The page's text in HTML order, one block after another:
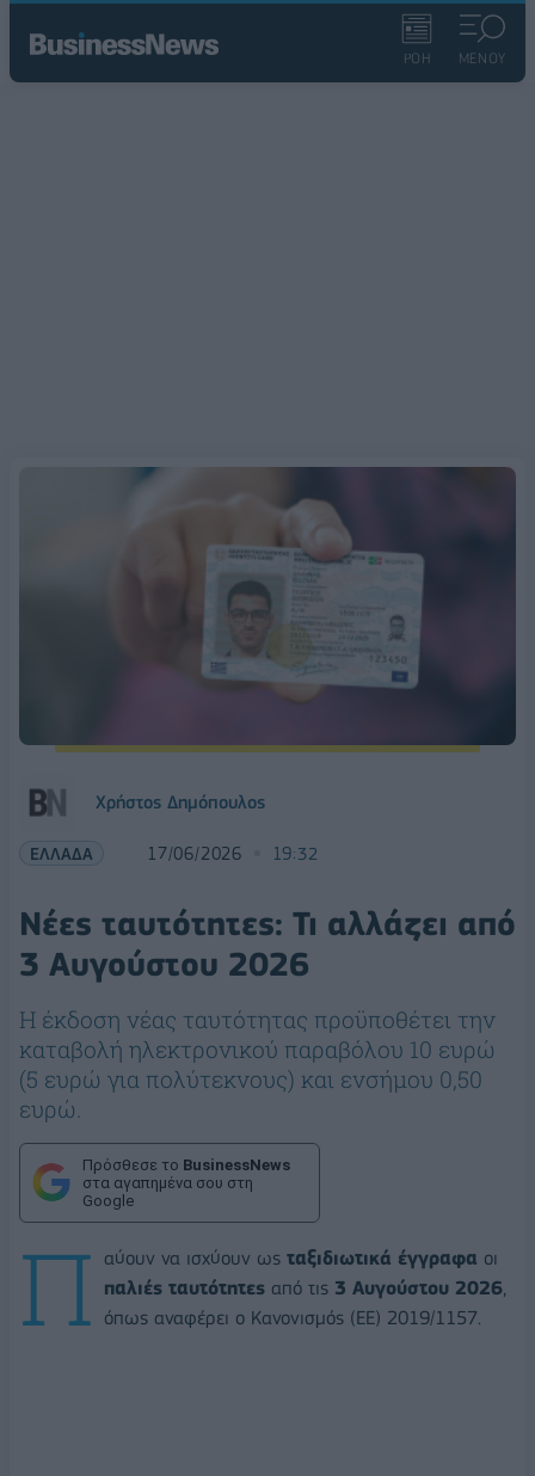
ΡΟΗ ΜΕΝΟΥ
Χρήστος Δημόπουλος
ΕΛΛΑΔΑ 17/06/2026 19:32
Νέες ταυτότητες: Τι αλλάζει από
3 Αυγούστου 2026
Η έκδοση νέας ταυτότητας προϋποθέτει την
καταβολή ηλεκτρονικού παραβόλου 10 ευρώ
(5 ευρώ για πολύτεκνους) και ενσήμου 0,50
ευρώ.
Πρόσθεσε το BusinessNews
στα αγαπημένα σου στη
Google
Π αύουν να ισχύουν ως ταξιδιωτικά έγγραφα οι
παλιές ταυτότητες από τις 3 Αυγούστου 2026
όπως αναφέρει ο Κανονισμός (ΕΕ) 2019/1157.